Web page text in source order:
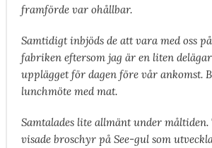
framförde var ohållbar.
Samtidigt inbjöds de att vara med oss
fabriken eftersom jag är en liten
upplägget för dagen före vår ankomst.
lunchmöte med mat.
Samtalades lite allmänt under måltiden.
visade broschyr på See-gul som